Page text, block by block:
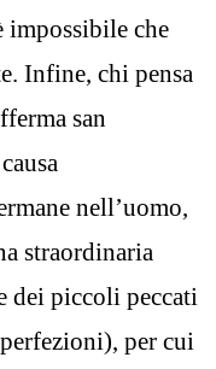
impossibile che
Infine, chi pensa
san
nell’uomo,
straordinaria
dei piccoli peccati
per cui